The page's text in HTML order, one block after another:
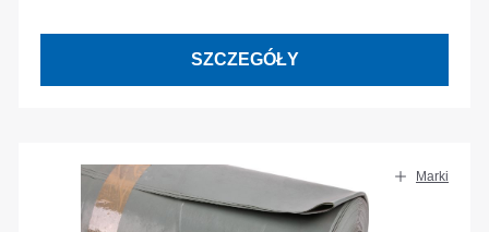
SZCZEGÓŁY
Marki